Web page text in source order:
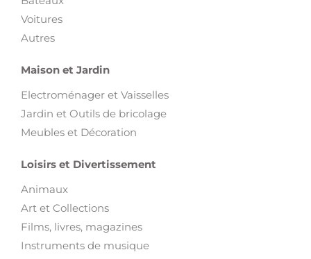
Voitures
Autres
Maison et Jardin
Electroménager et Vaisselles
Jardin et Outils de bricolage
Meubles et Décoration
Loisirs et Divertissement
Animaux
Art et Collections
Films, livres, magazines
Instruments de musique